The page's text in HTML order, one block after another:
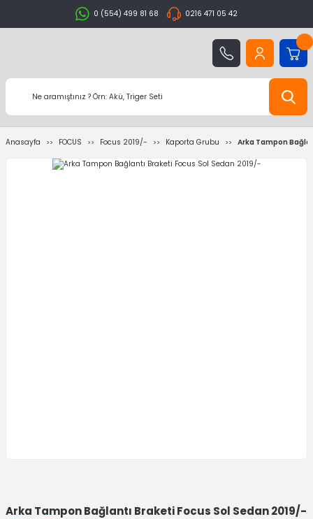
0 (554) 499 81 68 0216 471 05 42
Anasayfa FOCUS Focus 2019/- Kaporta Grubu Arka Tampon
Arka Tampon Bağlantı Braketi Focus Sol Sedan 2019/-